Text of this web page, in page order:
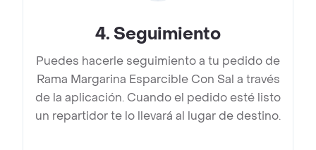
4. Seguimiento
Puedes hacerle seguimiento a tu pedido de
Rama Margarina Esparcible Con Sal a través
de la aplicación. Cuando el pedido esté listo
un repartidor te lo llevará al lugar de destino.